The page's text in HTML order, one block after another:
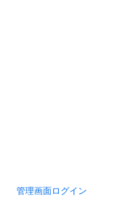
管理画面ログイン